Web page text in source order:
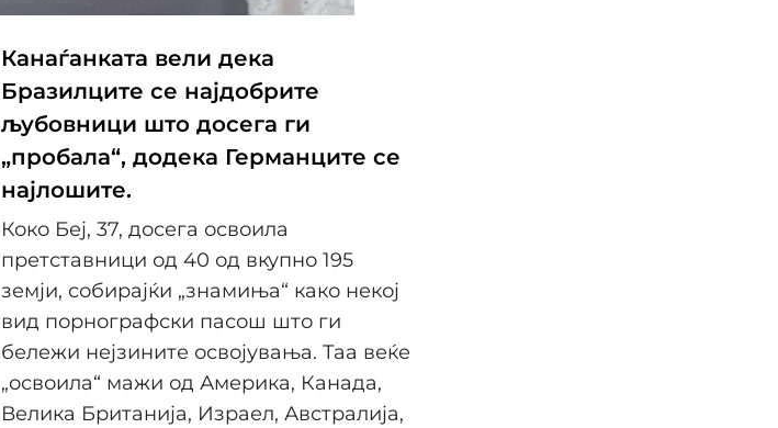
Канаѓанката вели дека
Бразилците се најдобрите
љубовници што досега ги
„пробала“, додека Германците се
најлошите.
Коко Беј, 37, досега освоила
претставници од 40 од вкупно 195
земји, собирајќи „знамиња“ како некој
вид порнографски пасош што ги
бележи нејзините освојувања. Таа веќе
„освоила“ мажи од Америка, Канада,
Велика Британија, Израел, Австралија,